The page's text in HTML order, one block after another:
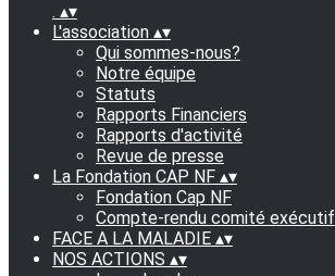
. ▴▾
L'association ▴▾
Qui sommes-nous?
Notre équipe
Statuts
Rapports Financiers
Rapports d'activité
Revue de presse
La Fondation CAP NF ▴▾
Fondation Cap NF
Compte-rendu comité exécutif
FACE A LA MALADIE ▴▾
NOS ACTIONS ▴▾